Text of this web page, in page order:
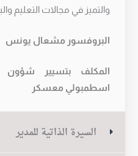
والتميز في مجالات التعليم
البروفسور مشعال يونس
المكلف بتسيير
اسطمبولي معسكر
السيرة الذاتية للمدير